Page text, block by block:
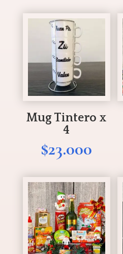
Mug Tintero x
4
$23.000